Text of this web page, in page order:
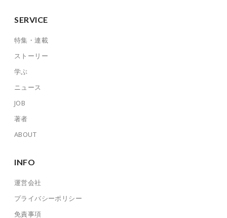
SERVICE
特集・連載
ストーリー
学ぶ
ニュース
JOB
著者
ABOUT
INFO
運営会社
プライバシーポリシー
免責事項